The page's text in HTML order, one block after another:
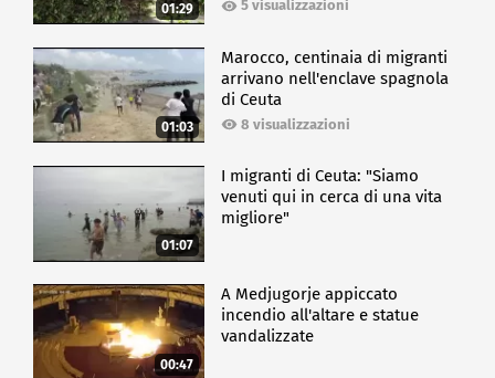
01:29 5 visualizzazioni
01:03
Marocco, centinaia di migranti
arrivano nell'enclave spagnola
di Ceuta
8 visualizzazioni
01:07
I migranti di Ceuta: "Siamo
venuti qui in cerca di una vita
migliore"
00:47
A Medjugorje appiccato
incendio all'altare e statue
vandalizzate